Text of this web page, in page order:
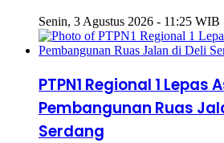
Senin, 3 Agustus 2026 - 11:25 WIB
PTPN1 Regional 1 Lepas
Pembangunan Ruas
Serdang